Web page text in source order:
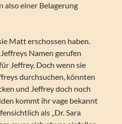
also einer Belagerung
Matt erschossen haben.
Namen gerufen
Jeffrey. Doch wenn sie
durchsuchen, könnten
und Jeffrey doch noch
kommt ihr vage bekannt
als „Dr. Sara